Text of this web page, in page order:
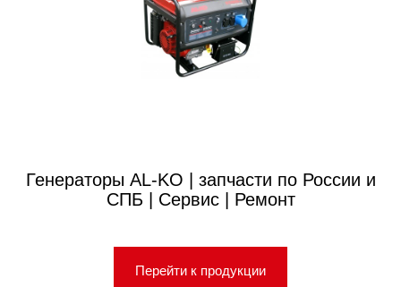
Генераторы AL-KO | запчасти по России и
СПБ | Сервис | Ремонт
Перейти к продукции